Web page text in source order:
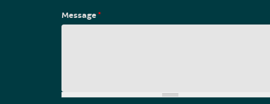
Message*